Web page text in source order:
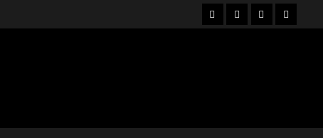
FacebookInstagram
YouTubeTwitter